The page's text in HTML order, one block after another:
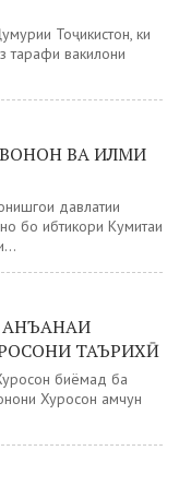
Тоҷикистон, ки
тарафи вакилони
ВА ИЛМИ
давлатии
бо ибтикори Кумитаи
АНЪАНАИ
ТАЪРИХӢ
биёмад ба
Хуросон ҳамчун